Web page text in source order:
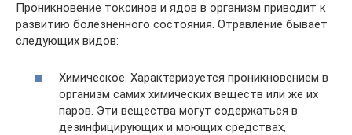
Проникновение токсинов и ядов в организм приводит к
развитию болезненного состояния. Отравление бывает
следующих видов:
Химическое. Характеризуется проникновением в
организм самих химических веществ или же их
паров. Эти вещества могут содержаться в
дезинфицирующих и моющих средствах,